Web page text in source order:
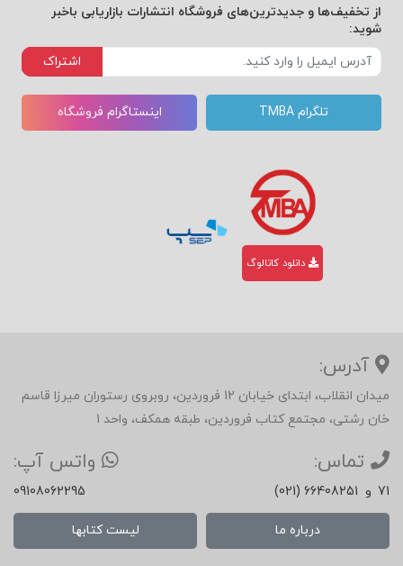
از تخفیف‌ها و جدیدترین‌های فروشگاه انتشارات بازاریابی باخبر
شوید:
اشتراک
تلگرام TMBA اینستاگرام فروشگاه
دانلود کاتالوگ
آدرس:
میدان انقلاب، ابتدای خیابان 12 فروردین، روبروی رستوران میرزا قاسم
خان رشتی، مجتمع کتاب فروردین، طبقه همکف، واحد 1
تماس:
(021) 66408251 و 71
واتس آپ:
09108062295
درباره ما لیست کتابها